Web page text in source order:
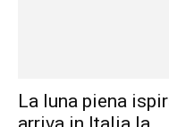
La luna piena